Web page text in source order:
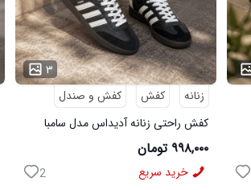
۳
...
زنانه
کفش
کفش و صندل
کفش راحتی زنانه آدیداس مدل سامبا
مشکی
۹۹۸,۰۰۰ تومان
خرید سریع 2